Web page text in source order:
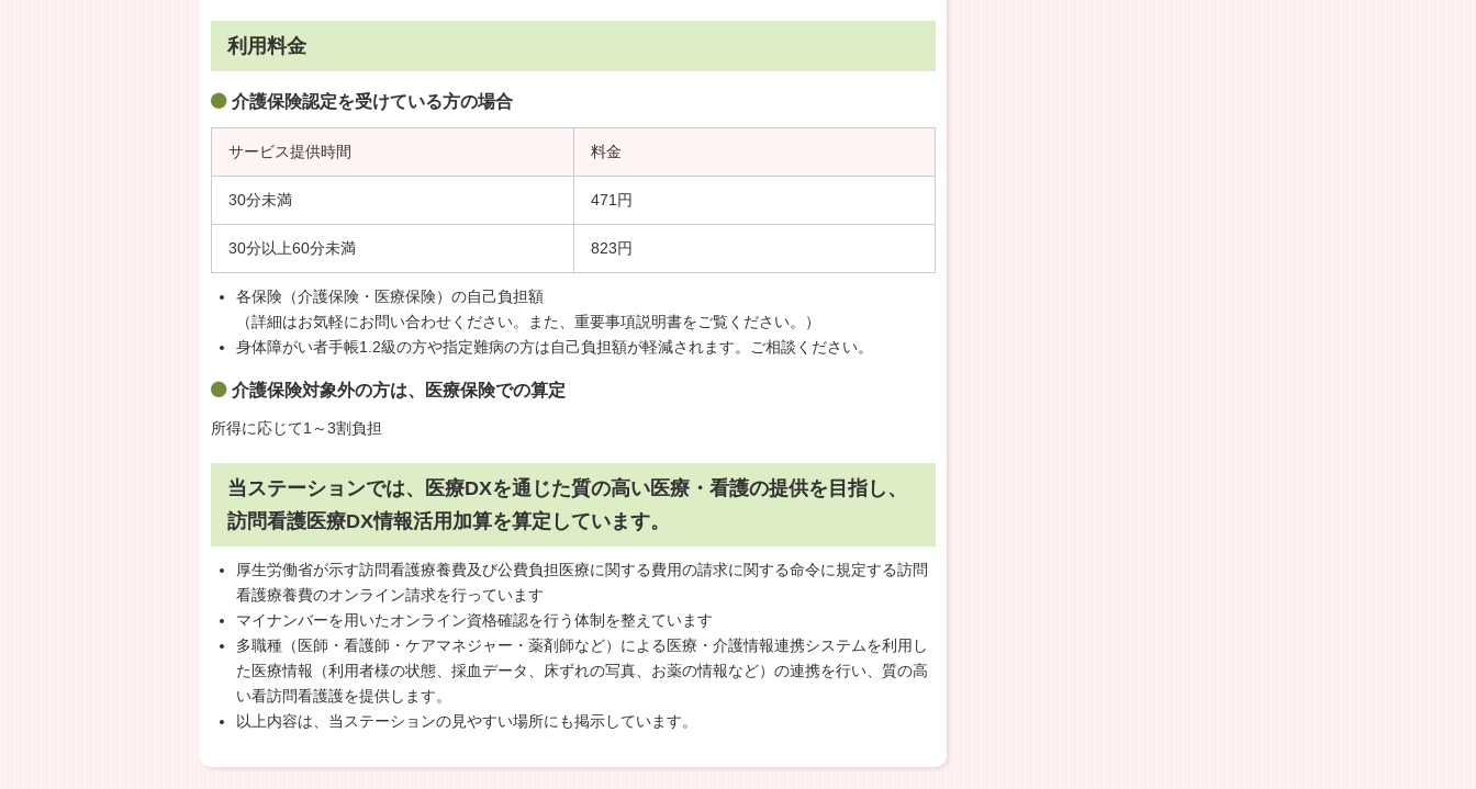
利用料金
介護保険認定を受けている方の場合
サービス提供時間 料金
30分未満 471円
30分以上60分未満 823円
各保険（介護保険・医療保険）の自己負担額
（詳細はお気軽にお問い合わせください。また、重要事項説明書をご覧ください。）
身体障がい者手帳1.2級の方や指定難病の方は自己負担額が軽減されます。ご相談ください。
介護保険対象外の方は、医療保険での算定
所得に応じて1～3割負担
当ステーションでは、医療DXを通じた質の高い医療・看護の提供を目指し、
訪問看護医療DX情報活用加算を算定しています。
厚生労働省が示す訪問看護療養費及び公費負担医療に関する費用の請求に関する命令に規定する訪問
看護療養費のオンライン請求を行っています
マイナンバーを用いたオンライン資格確認を行う体制を整えています
多職種（医師・看護師・ケアマネジャー・薬剤師など）による医療・介護情報連携システムを利用し
た医療情報（利用者様の状態、採血データ、床ずれの写真、お薬の情報など）の連携を行い、質の高
い看訪問看護護を提供します。
以上内容は、当ステーションの見やすい場所にも掲示しています。